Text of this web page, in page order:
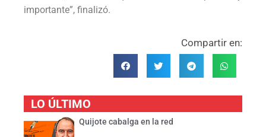
importante”, finalizó.
Compartir en:
LO ÚLTIMO
Quijote cabalga en la red